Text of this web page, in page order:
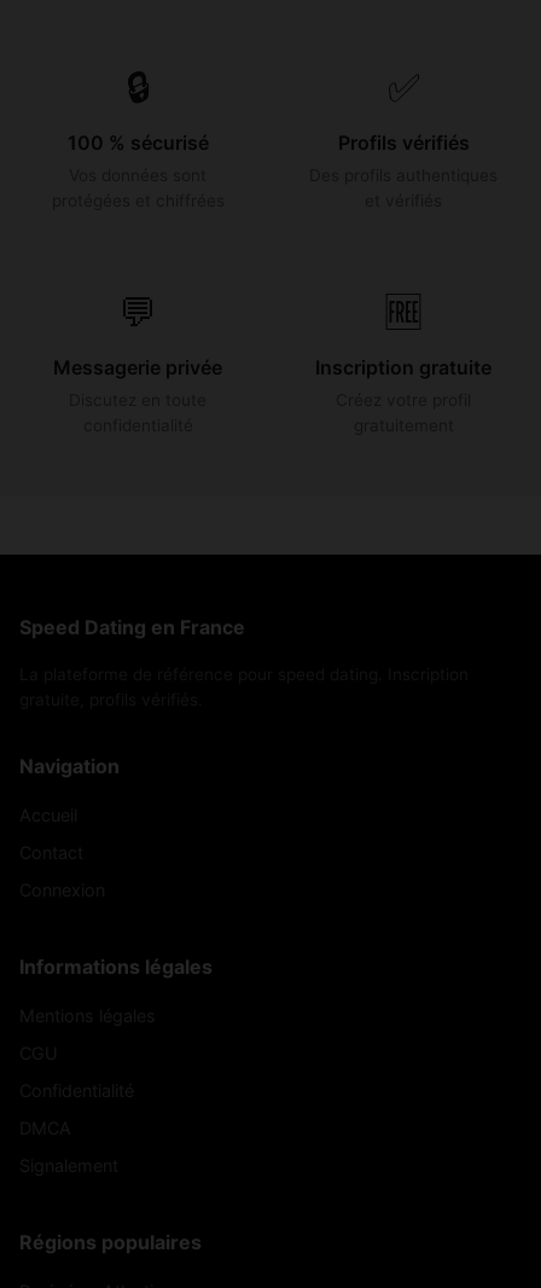
🔒
100 % sécurisé
✅
Profils vérifiés
💬
Messagerie privée
🆓
Inscription gratuite
Speed Dating en France
Navigation
Informations légales
Régions populaires